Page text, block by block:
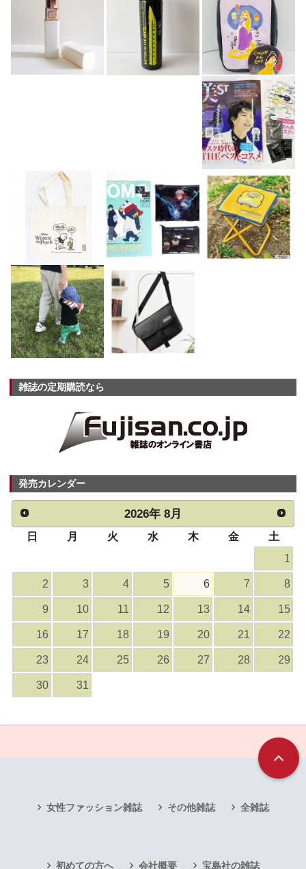
雑誌の定期購読なら
発売カレンダー
2026年 8月
日 月 火 水 木 金
土
1
2 3 4 5 6 7 8
9 10 11 12 13 14 15
16 17 18 19 20 21 22
23 24 25 26 27 28 29
30 31
女性ファッション雑誌 その他雑誌 全雑誌
初めての方へ 会社概要 宝島社の雑誌